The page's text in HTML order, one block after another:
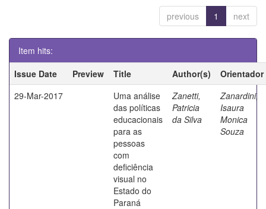
previous 1 next
Item hits:
Issue Date
Preview Title Author(s)
Orientador
29-Mar-2017
Uma análise
das políticas
educacionais
para as
pessoas
com
deficiência
visual no
Estado do
Paraná
Zanetti,
Patricia
da Silva
Zanardini,
Isaura
Monica
Souza